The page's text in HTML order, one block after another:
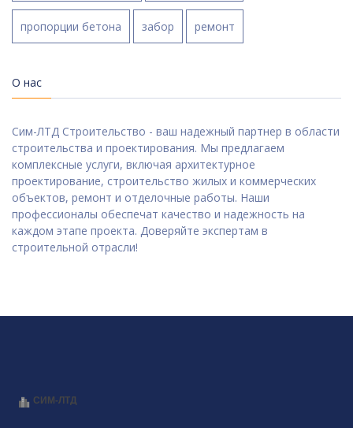
пропорции бетона забор ремонт
О нас
Сим-ЛТД Строительство - ваш надежный партнер в области
строительства и проектирования. Мы предлагаем
комплексные услуги, включая архитектурное
проектирование, строительство жилых и коммерческих
объектов, ремонт и отделочные работы. Наши
профессионалы обеспечат качество и надежность на
каждом этапе проекта. Доверяйте экспертам в
строительной отрасли!